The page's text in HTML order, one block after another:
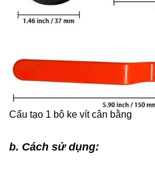
Cấu tạo 1 bộ ke vít cân bằng
b. Cách sử dụng: